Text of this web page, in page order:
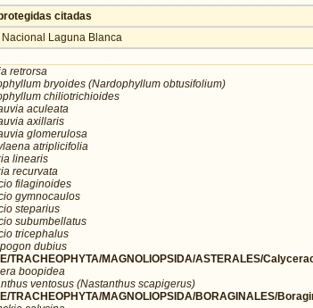
citadas
Nacional Laguna Blanca
retrorsa
bryoides (Nardophyllum obtusifolium)
chiliotrichioides
aculeata
axillaris
glomerulosa
atriplicifolia
linearis
recurvata
filaginoides
gymnocaulos
steparius
subumbellatus
tricephalus
dubius
TRACHEOPHYTA/MAGNOLIOPSIDA/ASTERALES/
boopidea
ventosus (Nastanthus scapigerus)
TRACHEOPHYTA/MAGNOLIOPSIDA/BORAGINALES/